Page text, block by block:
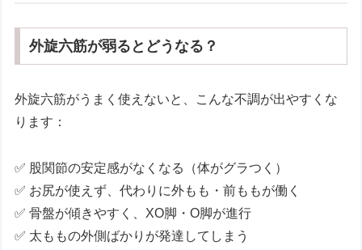
外旋六筋が弱るとどうなる？
外旋六筋がうまく使えないと、こんな不調が出やすくな
ります：
✅ 股関節の安定感がなくなる（体がグラつく）
✅ お尻が使えず、代わりに外もも・前ももが働く
✅ 骨盤が傾きやすく、XO脚・O脚が進行
✅ 太ももの外側ばかりが発達してしまう